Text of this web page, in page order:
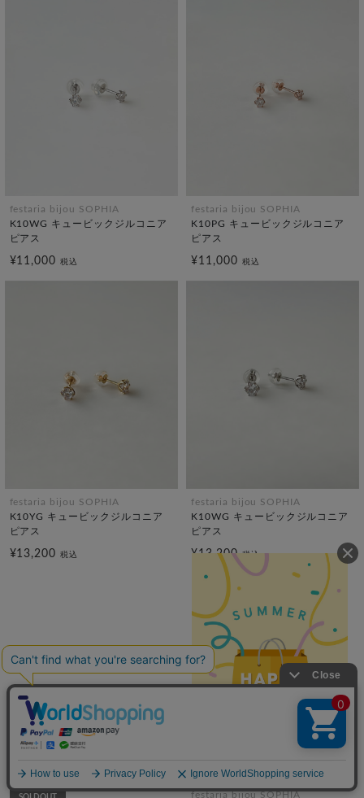
festaria bijou SOPHIA
K10WG キュービックジルコニア
ピアス
¥11,000税込
festaria bijou SOPHIA
K10PG キュービックジルコニア
ピアス
¥11,000 税込
festaria bijou SOPHIA
K10YG キュービックジルコニア
ピアス
¥13,200税込
festaria bijou SOPHIA
K10WG キュービックジルコニア
ピアス
¥13,200税込
festaria bijou SOPHIA